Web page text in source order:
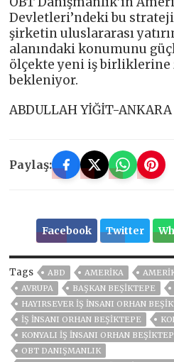
Devletleri’ndeki bu
şirketin uluslararası
alanındaki konumunu
ölçekte yeni iş birliklerine
bekleniyor.
ABDULLAH YİĞİT-ANKARA
Paylaş:
Facebook Twitter
Tags ABD AMERIKA
AVRUPA
BAŞKAN BEŞIKTEPE
HAYIRSEVER IŞ INSANI ORHAN
IŞ INSANI ORHAN BEŞIKTEPE
KONYALI IŞ INSANI ORHAN
OBT DANIŞMANLIK